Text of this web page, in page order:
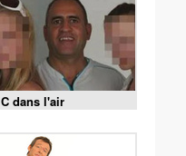
C dans l'air